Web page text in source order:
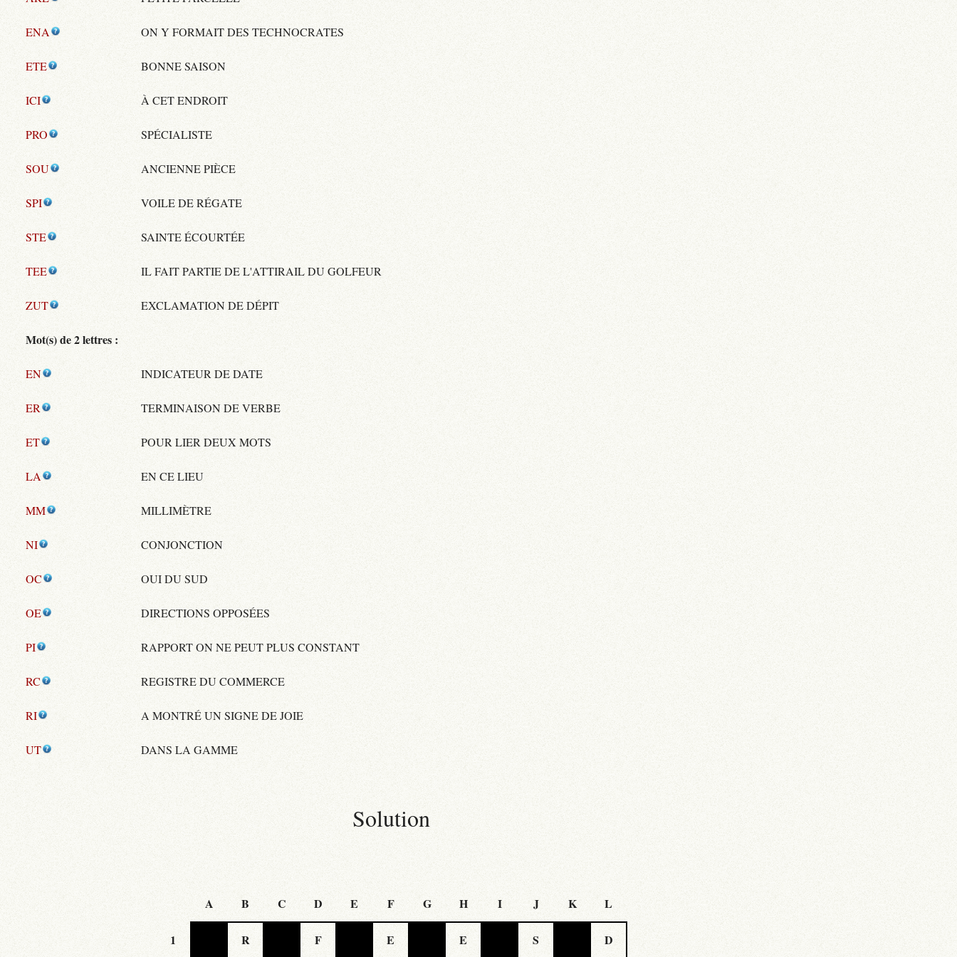
ENA ON Y FORMAIT DES TECHNOCRATES
ETE BONNE SAISON
ICI À CET ENDROIT
PRO SPÉCIALISTE
SOU ANCIENNE PIÈCE
SPI VOILE DE RÉGATE
STE SAINTE ÉCOURTÉE
TEE IL FAIT PARTIE DE L'ATTIRAIL DU GOLFEUR
ZUT EXCLAMATION DE DÉPIT
Mot(s) de 2 lettres :
EN INDICATEUR DE DATE
ER TERMINAISON DE VERBE
ET POUR LIER DEUX MOTS
LA EN CE LIEU
MM MILLIMÈTRE
NI CONJONCTION
OC OUI DU SUD
OE DIRECTIONS OPPOSÉES
PI RAPPORT ON NE PEUT PLUS CONSTANT
RC REGISTRE DU COMMERCE
RI A MONTRÉ UN SIGNE DE JOIE
UT DANS LA GAMME
Solution
A B C D E F G H I J K L
1 R F E E S D